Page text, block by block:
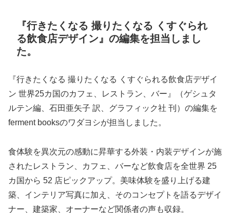
『行きたくなる 撮りたくなる くすぐられ
る飲食店デザイン』の編集を担当しまし
た。
『行きたくなる 撮りたくなる くすぐられる飲食店デザイ
ン 世界25カ国のカフェ、レストラン、バー』（ゲシュタ
ルテン編、石田亜矢子 訳、グラフィック社 刊）の編集を
ferment booksのワダヨシが担当しました。
食体験を異次元の感動に昇華する外装・内装デザインが施
されたレストラン、カフェ、バーなど飲食店を全世界 25
カ国から 52 店ピックアップ。美味体験を盛り上げる建
築、インテリア写真に加え、そのコンセプトを語るデザイ
ナー、建築家、オーナーなど関係者の声も収録。